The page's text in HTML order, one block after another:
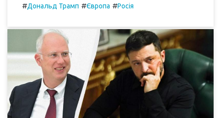
#Дональд Трамп #Європа #Росія